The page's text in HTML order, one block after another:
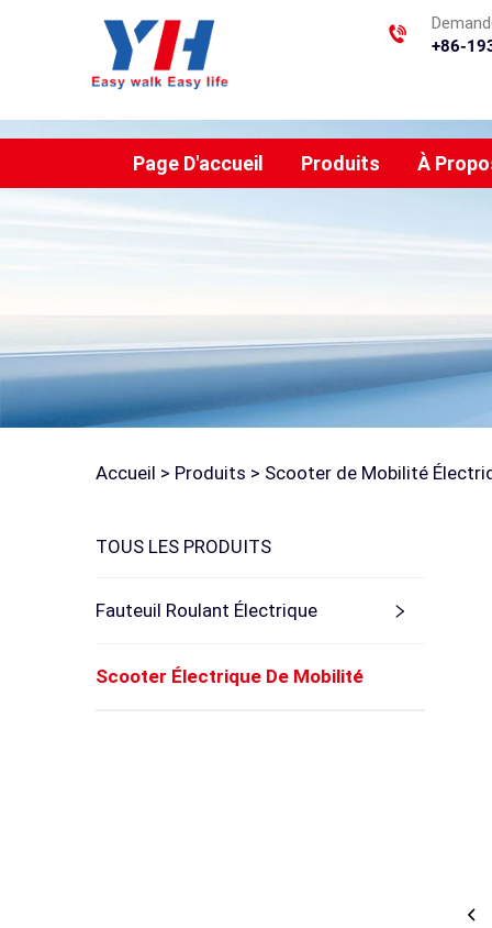
+86-
Page D'accueil Produits À
Accueil > Produits > Scooter de Mobilité
TOUS LES PRODUITS
Fauteuil Roulant Électrique
Scooter Électrique De Mobilité